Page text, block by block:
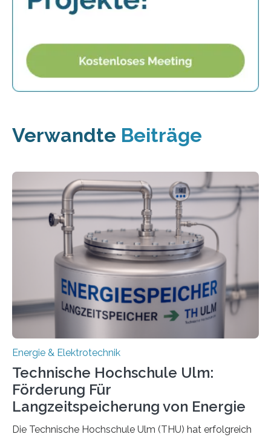
Verwandte Beiträge
Energie & Elektrotechnik
Technische Hochschule Ulm:
Förderung Für
Langzeitspeicherung von Energie
Die Technische Hochschule Ulm (THU) hat erfolgreich